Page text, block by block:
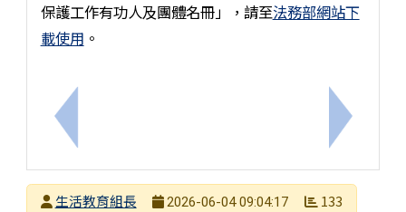
上一筆：轉知佛光大學辦理「佛光大學第十一屆『
保護工作有功人及團體名冊」，請至法務部網站下
載使用 。
下一筆：
發布者生活教育組長
2026-06-04 09:04:17 133